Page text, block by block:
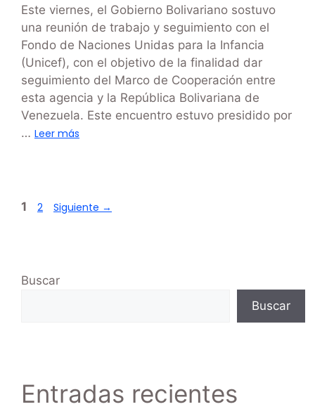
Este viernes, el Gobierno Bolivariano sostuvo
una reunión de trabajo y seguimiento con el
Fondo de Naciones Unidas para la Infancia
(Unicef), con el objetivo de la finalidad dar
seguimiento del Marco de Cooperación entre
esta agencia y la República Bolivariana de
Venezuela. Este encuentro estuvo presidido por
… Leer más
1 2 Siguiente →
Buscar
Buscar
Entradas recientes